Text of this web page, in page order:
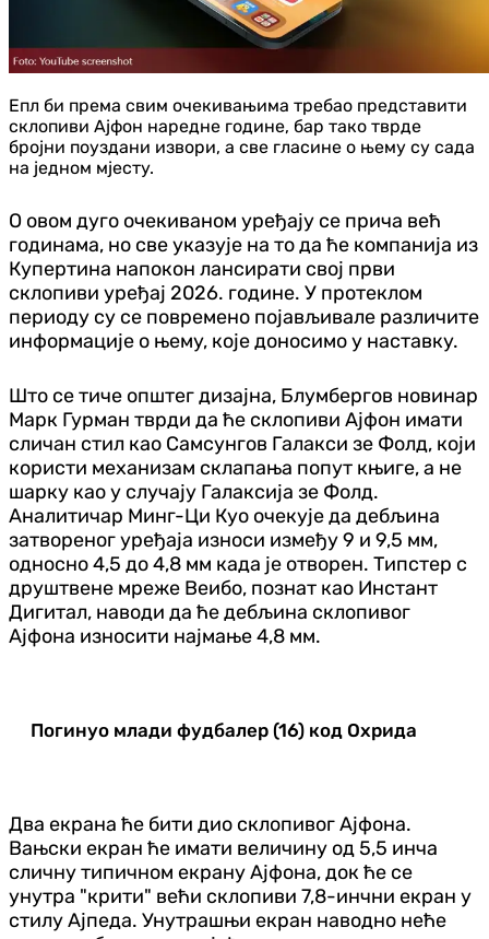
Епл би према свим очекивањима требао представити
склопиви Ајфон наредне године, бар тако тврде
бројни поуздани извори, а све гласине о њему су сада
на једном мјесту.
О овом дуго очекиваном уређају се прича већ
годинама, но све указује на то да ће компанија из
Купертина напокон лансирати свој први
склопиви уређај 2026. године. У протеклом
периоду су се повремено појављивале различите
информације о њему, које доносимо у наставку.
Што се тиче општег дизајна, Блумбергов новинар
Марк Гурман тврди да ће склопиви Ајфон имати
сличан стил као Самсунгов Галакси зе Фолд, који
користи механизам склапања попут књиге, а не
шарку као у случају Галаксија зе Фолд.
Аналитичар Минг-Ци Куо очекује да дебљина
затвореног уређаја износи између 9 и 9,5 мм,
односно 4,5 до 4,8 мм када је отворен. Типстер с
друштвене мреже Веибо, познат као Инстант
Дигитал, наводи да ће дебљина склопивог
Ајфона износити најмање 4,8 мм.
Погинуо млади фудбалер (16) код Охрида
Два екрана ће бити дио склопивог Ајфона.
Вањски екран ће имати величину од 5,5 инча
сличну типичном екрану Ајфона, док ће се
унутра "крити" већи склопиви 7,8-инчни екран у
стилу Ајпеда. Унутрашњи екран наводно неће